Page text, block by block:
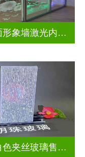
门店面形象墙激光内雕护栏玻璃
南京白色夹丝玻璃售价多少